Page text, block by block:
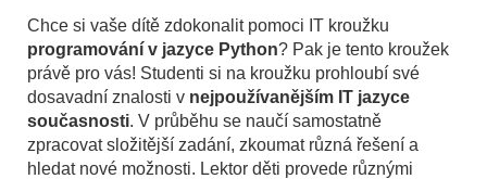
Chce si vaše dítě zdokonalit pomoci IT kroužku
programování v jazyce Python? Pak je tento kroužek
právě pro vás! Studenti si na kroužku prohloubí své
dosavadní znalosti v nejpoužívanějším IT jazyce
současnosti. V průběhu se naučí samostatně
zpracovat složitější zadání, zkoumat různá řešení a
hledat nové možnosti. Lektor děti provede různými